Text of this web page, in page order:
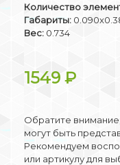
Количество
Габариты:
Вес: 0.734
1549 ₽
Обратите
могут быть
Рекомендуем
или артикулу для